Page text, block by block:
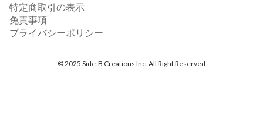
特定商取引の表示
免責事項
プライバシーポリシー
© 2025 Side-B Creations Inc. All Right Reserved